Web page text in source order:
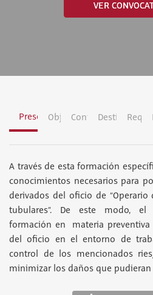
VER
Presentación
ObjetivosContenidosDestinatarios
A través de esta formación
conocimientos necesarios para
derivados del oficio de
tubulares”. De este modo, el
formación en materia preventiva
del oficio en el entorno de
control de los mencionados
minimizar los daños que pudieran